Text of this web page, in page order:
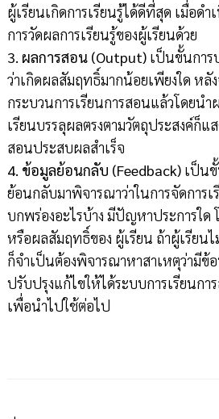
ผู้เรียนเกิดการเรียนรู้ได้ดีที่สุด เมื่อด
การวัดผลการเรียนรู้ของผู้เรียนด้วย
3. ผลการสอน (Output)เป็นขั้นการ
ว่าเกิดผลสัมฤทธิ์มากน้อยเพียงใด หลั
กระบวนการเรียนการสอนแล้วโดยนำ
เรียนบรรลุผลตรงตามวัตถุประสงค์ก็แ
สอนประสบผลสำเร็จ
4. ข้อมูลย้อนกลับ (Feedback)เป็นขั้
ย้อนกลับมาพิจารณาว่าในการจัดการ
บกพร่องอะไรบ้าง มีปัญหาประการใ
หรือผลสัมฤทธิ์ของ ผู้เรียน ถ้าผู้เรียน
ก็จำเป็นต้องพิจารณาหาสาเหตุว่ามีข้
ปรับปรุงแก้ไขให้ได้ระบบการเรียนก
เพื่อนำไปใช้ต่อไป